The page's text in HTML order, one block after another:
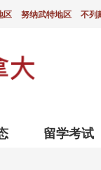
区 努纳武特地区 不列
留学考试